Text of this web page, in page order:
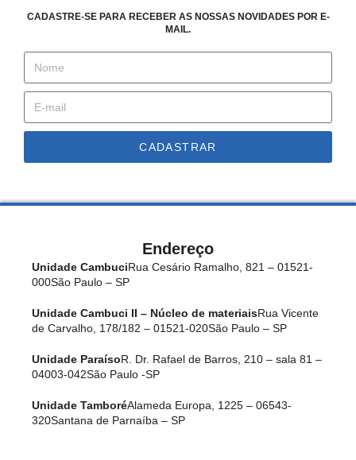
CADASTRE-SE PARA RECEBER AS NOSSAS NOVIDADES POR E-
MAIL.
CADASTRAR
Endereço
Unidade CambuciRua Cesário Ramalho, 821 – 01521-
000São Paulo – SP
Unidade Cambuci II – Núcleo de materiaisRua Vicente
de Carvalho, 178/182 – 01521-020São Paulo – SP
Unidade ParaísoR. Dr. Rafael de Barros, 210 – sala 81 –
04003-042São Paulo -SP
Unidade TamboréAlameda Europa, 1225 – 06543-
320Santana de Parnaíba – SP